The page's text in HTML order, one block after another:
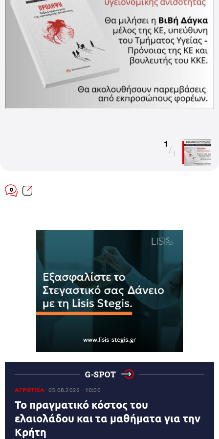
1
/1
0
G-SPOT
ΑΓΡΟΤΙΚΑ 05.08.2026 10:00
Το πραγματικό κόστος του
ελαιολάδου και τα μαθήματα για την
Κρήτη